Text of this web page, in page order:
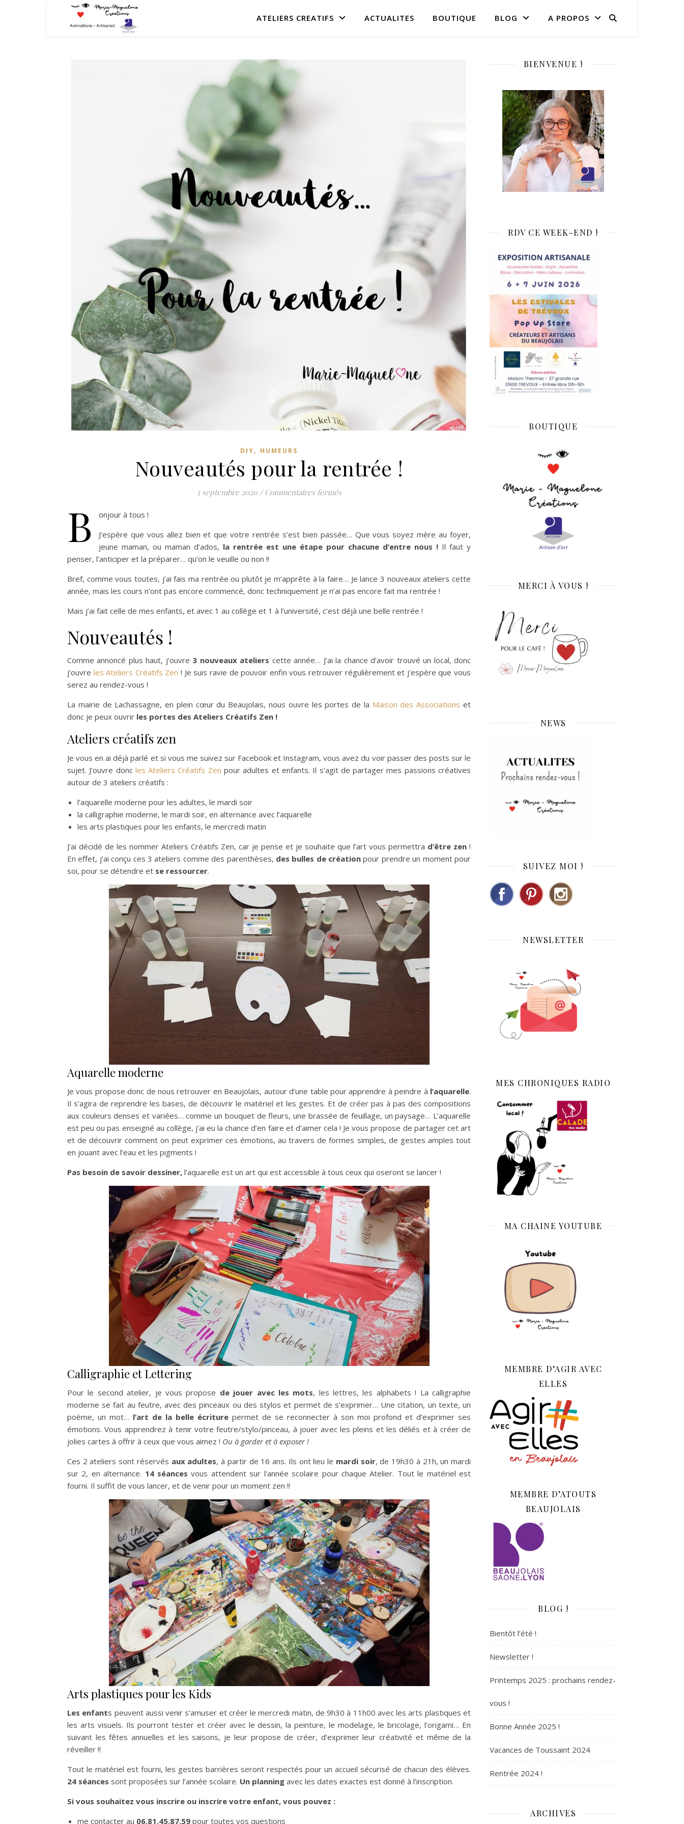
ATELIERS CREATIFS ACTUALITES BOUTIQUE BLOG A PROPOS
DIY, HUMEURS
Nouveautés pour la rentrée !
3 septembre 2020 / Commentaires ferméssur Nouveautés pour la rentrée !
B
onjour à tous !
J’espère que vous allez bien et que votre rentrée s’est bien passée… Que vous soyez mère au foyer,
jeune maman, ou maman d’ados, la rentrée est une étape pour chacune d’entre nous ! Il faut y
penser, l’anticiper et la préparer… qu’on le veuille ou non !!
Bref, comme vous toutes, j’ai fais ma rentrée ou plutôt je m’apprête à la faire… Je lance 3 nouveaux ateliers cette
année, mais les cours n’ont pas encore commencé, donc techniquement je n’ai pas encore fait ma rentrée !
Mais j’ai fait celle de mes enfants, et avec 1 au collège et 1 à l’université, c’est déjà une belle rentrée !
Nouveautés !
Comme annoncé plus haut, j’ouvre 3 nouveaux ateliers cette année… J’ai la chance d’avoir trouvé un local, donc
j’ouvre les Ateliers Créatifs Zen ! Je suis ravie de pouvoir enfin vous retrouver régulièrement et j’espère que vous
serez au rendez-vous !
La mairie de Lachassagne, en plein cœur du Beaujolais, nous ouvre les portes de la Maison des Associations et
donc je peux ouvrir les portes des Ateliers Créatifs Zen !
Ateliers créatifs zen
Je vous en ai déjà parlé et si vous me suivez sur Facebook et Instagram, vous avez du voir passer des posts sur le
sujet. J’ouvre donc les Ateliers Créatifs Zen pour adultes et enfants. Il s’agit de partager mes passions créatives
autour de 3 ateliers créatifs :
l’aquarelle moderne pour les adultes, le mardi soir
la calligraphie moderne, le mardi soir, en alternance avec l’aquarelle
les arts plastiques pour les enfants, le mercredi matin
J’ai décidé de les nommer Ateliers Créatifs Zen, car je pense et je souhaite que l’art vous permettra d’être zen !
En effet, j’ai conçu ces 3 ateliers comme des parenthèses, des bulles de création pour prendre un moment pour
soi, pour se détendre et se ressourcer.
Aquarelle moderne
Je vous propose donc de nous retrouver en Beaujolais, autour d’une table pour apprendre à peindre à l’aquarelle.
Il s’agira de reprendre les bases, de découvrir le matériel et les gestes. Et de créer pas à pas des compositions
aux couleurs denses et variées… comme un bouquet de fleurs, une brassée de feuillage, un paysage… L’aquarelle
est peu ou pas enseigné au collège, j’ai eu la chance d’en faire et d’aimer cela ! Je vous propose de partager cet art
et de découvrir comment on peut exprimer ces émotions, au travers de formes simples, de gestes amples tout
en jouant avec l’eau et les pigments !
Pas besoin de savoir dessiner, l’aquarelle est un art qui est accessible à tous ceux qui oseront se lancer !
Calligraphie et Lettering
Pour le second atelier, je vous propose de jouer avec les mots, les lettres, les alphabets ! La calligraphie
moderne se fait au feutre, avec des pinceaux ou des stylos et permet de s’exprimer… Une citation, un texte, un
poème, un mot… l’art de la belle écriture permet de se reconnecter à son moi profond et d’exprimer ses
émotions. Vous apprendrez à tenir votre feutre/stylo/pinceau, à jouer avec les pleins et les déliés et à créer de
jolies cartes à offrir à ceux que vous aimez ! Ou à garder et à exposer !
Ces 2 ateliers sont réservés aux adultes, à partir de 16 ans. Ils ont lieu le mardi soir, de 19h30 à 21h, un mardi
sur 2, en alternance. 14 séances vous attendent sur l’année scolaire pour chaque Atelier. Tout le matériel est
fourni. Il suffit de vous lancer, et de venir pour un moment zen !!
Arts plastiques pour les Kids
Les enfants peuvent aussi venir s’amuser et créer le mercredi matin, de 9h30 à 11h00 avec les arts plastiques et
les arts visuels. Ils pourront tester et créer avec le dessin, la peinture, le modelage, le bricolage, l’origami… En
suivant les fêtes annuelles et les saisons, je leur propose de créer, d’exprimer leur créativité et même de la
réveiller !!
Tout le matériel est fourni, les gestes barrières seront respectés pour un accueil sécurisé de chacun des élèves.
24 séances sont proposées sur l’année scolaire. Un planning avec les dates exactes est donné à l’inscription.
Si vous souhaitez vous inscrire ou inscrire votre enfant, vous pouvez :
me contacter au 06.81.45.87.59 pour toutes vos questions
BIENVENUE !
RDV CE WEEK-END !
BOUTIQUE
MERCI À VOUS !
NEWS
SUIVEZ MOI !
NEWSLETTER
MES CHRONIQUES RADIO
MA CHAINE YOUTUBE
MEMBRE D’AGIR AVEC
ELLES
MEMBRE D’ATOUTS
BEAUJOLAIS
BLOG !
Bientôt l’été !
Newsletter !
Printemps 2025 : prochains rendez-
vous !
Bonne Année 2025 !
Vacances de Toussaint 2024
Rentrée 2024 !
ARCHIVES